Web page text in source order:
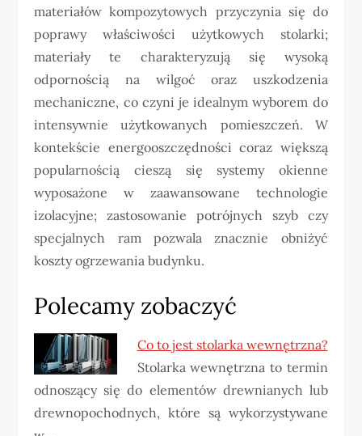
materiałów kompozytowych przyczynia się do
poprawy właściwości użytkowych stolarki;
materiały te charakteryzują się wysoką
odpornością na wilgoć oraz uszkodzenia
mechaniczne, co czyni je idealnym wyborem do
intensywnie użytkowanych pomieszczeń. W
kontekście energooszczędności coraz większą
popularnością cieszą się systemy okienne
wyposażone w zaawansowane technologie
izolacyjne; zastosowanie potrójnych szyb czy
specjalnych ram pozwala znacznie obniżyć
koszty ogrzewania budynku.
Polecamy zobaczyć
Co to jest stolarka wewnętrzna?
Stolarka wewnętrzna to termin
odnoszący się do elementów drewnianych lub
drewnopochodnych, które są wykorzystywane